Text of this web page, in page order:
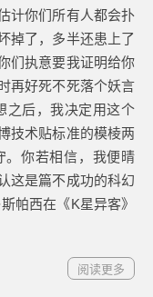
计你们所有人都会扑
掉了，多半还患上了
们执意要我证明给你
再好死不死落个妖言
之后，我决定用这个
技术贴标准的模棱两
。你若相信，我便晴
这是篇不成功的科幻
帕西在《K星异客》
阅读更多